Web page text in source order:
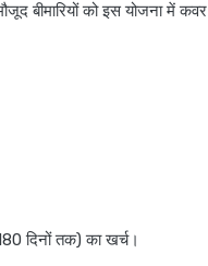
बीमारियों को इस योजना में कवर
दिनों तक) का खर्च।